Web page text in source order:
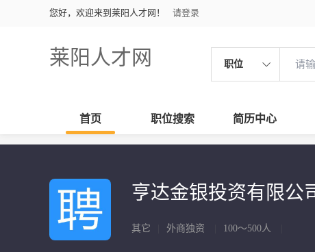
您好，欢迎来到莱阳人才网！ 请登录
莱阳人才网 职位
首页 职位搜索 简历中心
亨达金银投资有限公
其它 外商独资 100～500人